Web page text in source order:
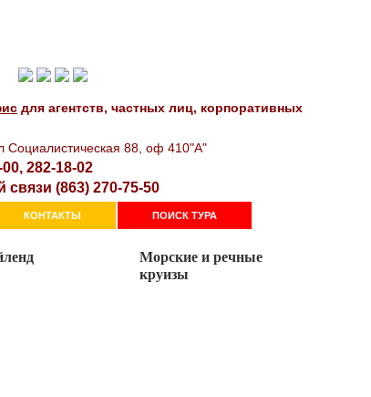
для агентств, частных лиц, корпоративных
Сoциaлиcтичecкaя 88, оф 410"А"
282-18-02
связи (863) 270-75-50
КОНТАКТЫ ПОИСК ТУРА